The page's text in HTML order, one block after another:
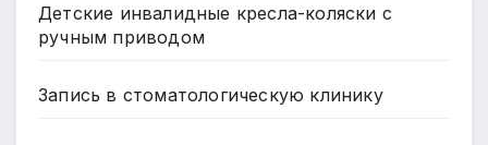
Детские инвалидные кресла-коляски с
ручным приводом
Запись в стоматологическую клинику